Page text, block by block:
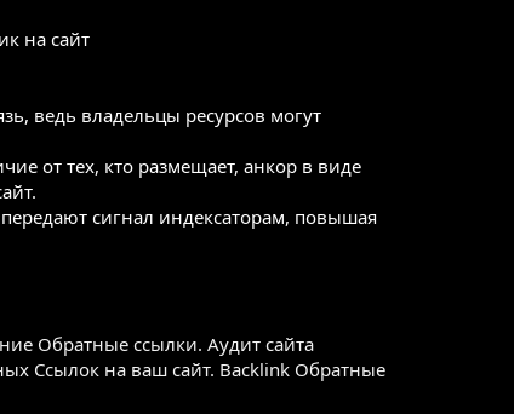
на сайт
ведь владельцы ресурсов могут
от тех, кто размещает, анкор в виде
сигнал индексаторам, повышая
Обратные ссылки. Аудит сайта
Ссылок на ваш сайт. Backlink Обратные